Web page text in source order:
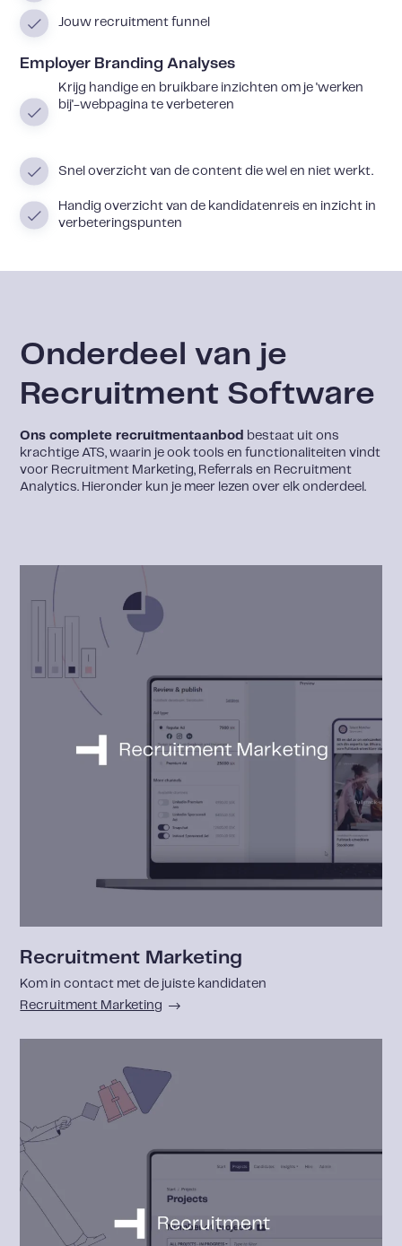
Jouw recruitment funnel
Employer Branding Analyses
Krijg handige en bruikbare inzichten om je 'werken
bij'-webpagina te verbeteren
Snel overzicht van de content die wel en niet werkt.
Handig overzicht van de kandidatenreis en inzicht in
verbeteringspunten
Onderdeel van je
Recruitment Software
Ons complete recruitmentaanbod bestaat uit ons
krachtige ATS, waarin je ook tools en functionaliteiten vindt
voor Recruitment Marketing, Referrals en Recruitment
Analytics. Hieronder kun je meer lezen over elk onderdeel.
Recruitment Marketing
Kom in contact met de juiste kandidaten
Recruitment Marketing